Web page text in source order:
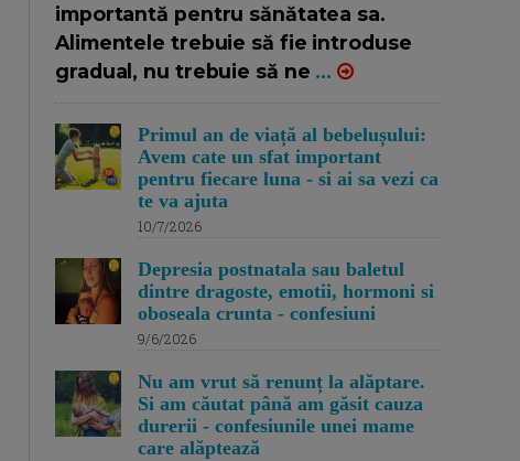
importantă pentru sănătatea sa.
Alimentele trebuie să fie introduse
gradual, nu trebuie să ne ...
Primul an de viață al bebelușului:
Avem cate un sfat important
pentru fiecare luna - si ai sa vezi ca
te va ajuta
10/7/2026
Depresia postnatala sau baletul
dintre dragoste, emotii, hormoni si
oboseala crunta - confesiuni
9/6/2026
Nu am vrut să renunț la alăptare.
Si am căutat până am găsit cauza
durerii - confesiunile unei mame
care alăptează